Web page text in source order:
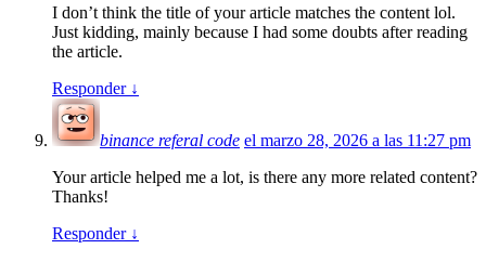
I don’t think the title of your article matches the content lol.
Just kidding, mainly because I had some doubts after reading
the article.
Responder ↓
binance referal code el marzo 28, 2026 a las 11:27 pm
Your article helped me a lot, is there any more related content?
Thanks!
Responder ↓